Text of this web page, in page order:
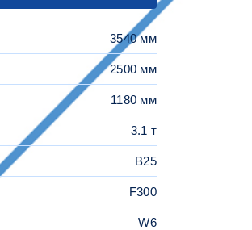
3540 мм
2500 мм
1180 мм
3.1 т
B25
F300
W6